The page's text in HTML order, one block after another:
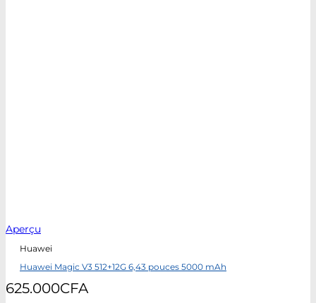
Aperçu
Huawei
Huawei Magic V3 512+12G 6,43 pouces 5000 mAh
625.000CFA